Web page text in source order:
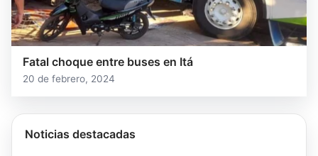
Fatal choque entre buses en Itá
20 de febrero, 2024
Noticias destacadas